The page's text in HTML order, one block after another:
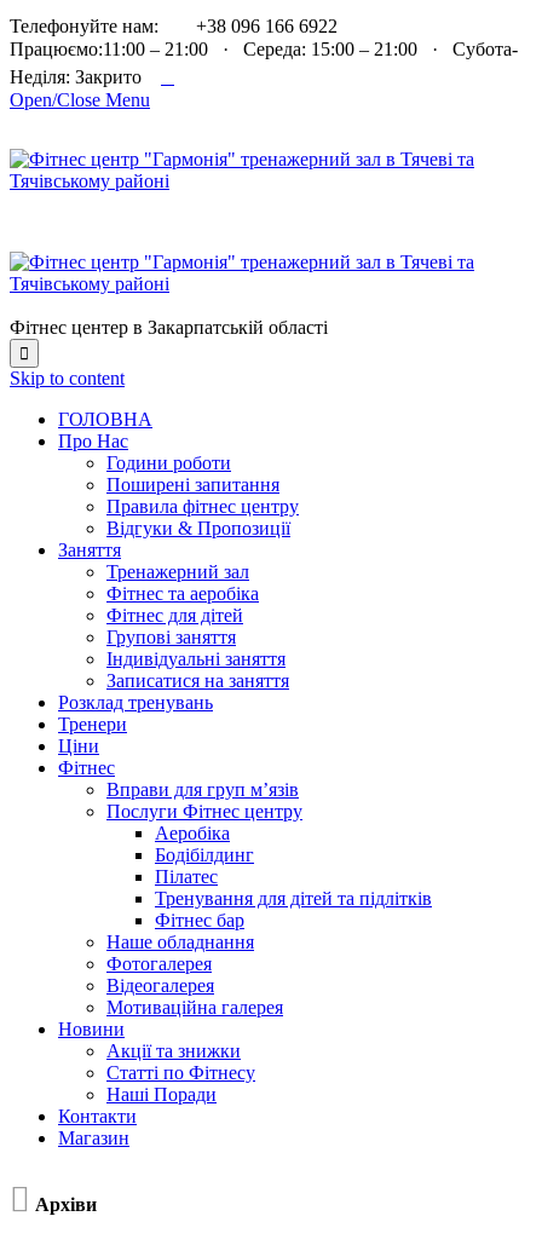
Телефонуйте нам:
+38 096 166 6922
Працюємо:11:00 – 21:00 · Середа: 15:00 – 21:00 · Субота-
Неділя: Закрито
Open/Close Menu
Фітнес центер в Закарпатській області

Skip to content
ГОЛОВНА
Про Нас
Години роботи
Поширені запитання
Правила фітнес центру
Відгуки & Пропозиції
Заняття
Тренажерний зал
Фітнес та аеробіка
Фітнес для дітей
Групові заняття
Індивідуальні заняття
Записатися на заняття
Розклад тренувань
Тренери
Ціни
Фітнес
Вправи для груп м’язів
Послуги Фітнес центру
Аеробіка
Бодібілдинг
Пілатес
Тренування для дітей та підлітків
Фітнес бар
Наше обладнання
Фотогалерея
Відеогалерея
Мотиваційна галерея
Новини
Акції та знижки
Статті по Фітнесу
Наші Поради
Контакти
Магазин
 Архіви